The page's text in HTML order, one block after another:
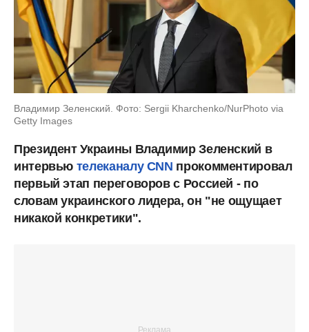
Владимир Зеленский. Фото: Sergii Kharchenko/NurPhoto via
Getty Images
Президент Украины Владимир Зеленский в
интервью телеканалу CNN прокомментировал
первый этап переговоров с Россией - по
словам украинского лидера, он "не ощущает
никакой конкретики".